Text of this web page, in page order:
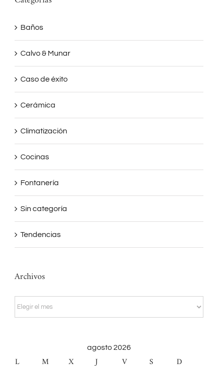
Baños
Calvo & Munar
Caso de éxito
Cerámica
Climatización
Cocinas
Fontanería
Sin categoría
Tendencias
Archivos
Archivos
agosto 2026
L M X J V S D